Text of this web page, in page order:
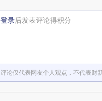
登录后发表评论得积分
评论仅代表网友个人观点，不代表财